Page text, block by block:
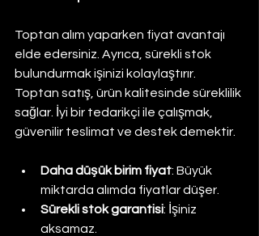
Toptan alım yaparken fiyat avantajı
elde edersiniz. Ayrıca, sürekli stok
bulundurmak işinizi kolaylaştırır.
Toptan satış, ürün kalitesinde süreklilik
sağlar. İyi bir tedarikçi ile çalışmak,
güvenilir teslimat ve destek demektir.
Daha düşük birim fiyat: Büyük
miktarda alımda fiyatlar düşer.
Sürekli stok garantisi: İşiniz
aksamaz.